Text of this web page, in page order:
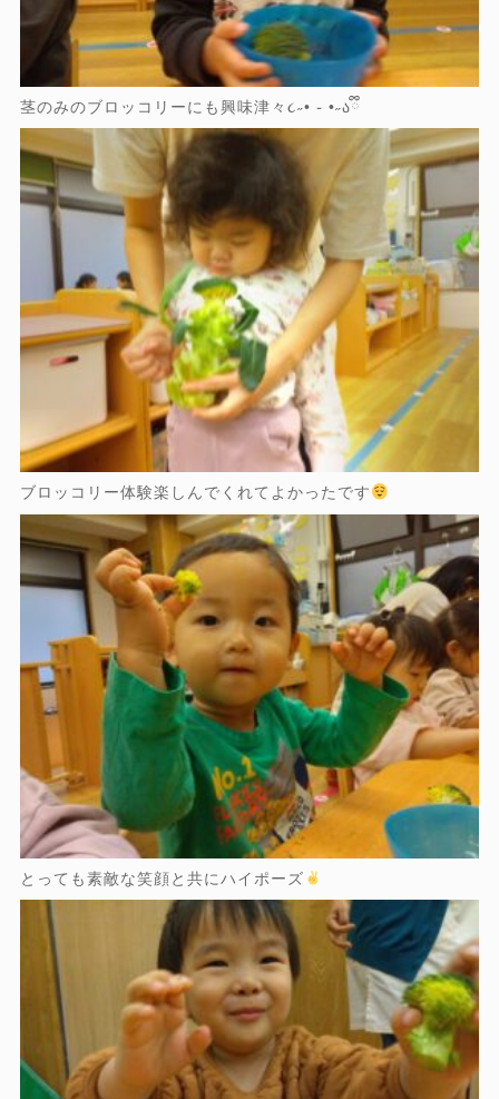
茎のみのブロッコリーにも興味津々૮˶• ֊ •˶აྀི
ブロッコリー体験楽しんでくれてよかったです
とっても素敵な笑顔と共にハイポーズ